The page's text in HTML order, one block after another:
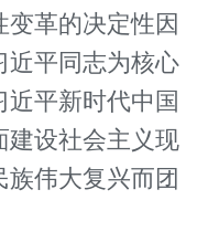
革的决定性因
近平同志为核心
平新时代中国
建设社会主义现
伟大复兴而团